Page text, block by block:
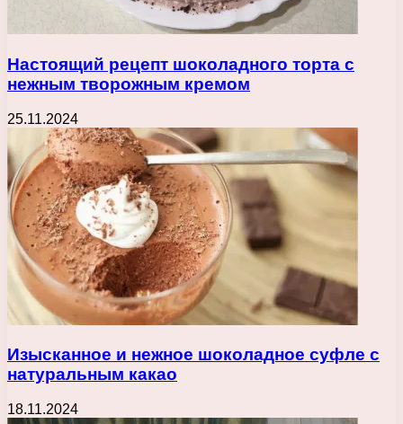
Настоящий рецепт шоколадного торта с
нежным творожным кремом
25.11.2024
Изысканное и нежное шоколадное суфле с
натуральным какао
18.11.2024